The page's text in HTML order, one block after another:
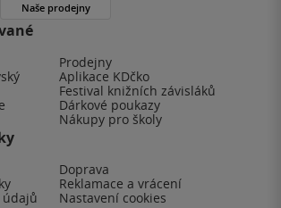
Prodejny
Aplikace KDčko
Festival knižních závisláků
Dárkové poukazy
Nákupy pro školy
Doprava
Reklamace a vrácení
údajů
Nastavení cookies
Naše prodejny